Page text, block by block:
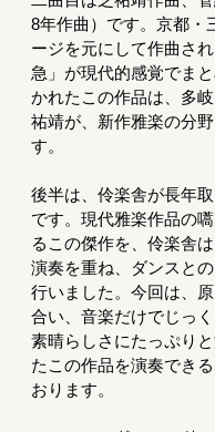
8年作曲）です。京都・
ージを元にして作曲さ
急」が現代的感覚でま
かれたこの作品は、多
祐靖が、新作雅楽の分
す。
後半は、伶楽舎が長年
です。現代雅楽作品の
るこの傑作を、伶楽舎
演奏を重ね、ダンスと
行いました。今回は、
合い、音楽だけでじっ
素晴らしさにたっぷり
たこの作品を演奏でき
おります。